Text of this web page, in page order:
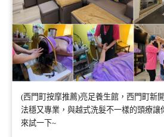
(西門町按摩推薦)亮足養生館，西門町新
法穩又專業，與越式洗髮不一樣的頭療讓
來試一下~